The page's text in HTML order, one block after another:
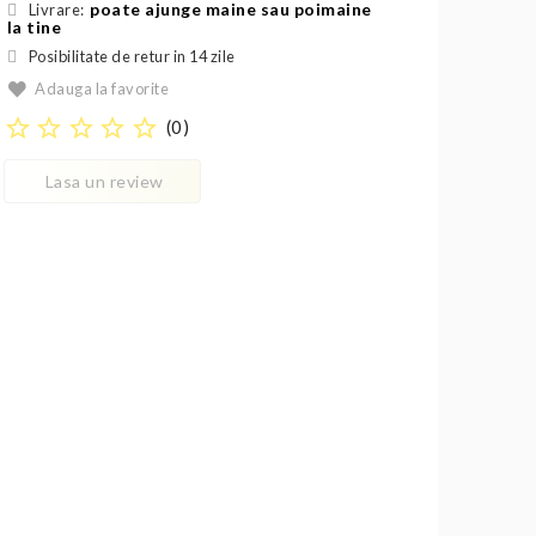
Livrare: poate ajunge maine sau poimaine
la tine
Posibilitate de retur in 14 zile
Adauga la favorite
star_border star_border star_border star_border star_border (0)
Lasa un review